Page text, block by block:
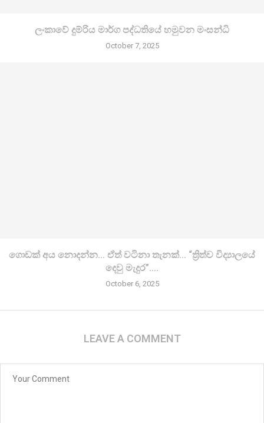
ලංකාවේ දුම්රිය මාර්ග පද්ධතියේ හමුවන මංසන්ධි
October 7, 2025
ගොඩක් අය නොදන්න… ඒත් වටිනා තැනක්… “ත්‍රිත්ව විද්‍යාලයේ
දෙවු මැදුර”….
October 6, 2025
LEAVE A COMMENT